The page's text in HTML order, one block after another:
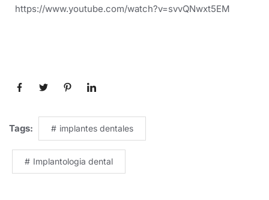
https://www.youtube.com/watch?v=svvQNwxt5EM
Tags: implantes dentales
Implantologia dental